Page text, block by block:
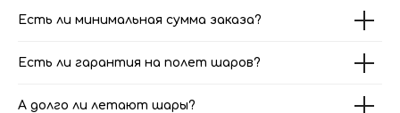
Есть ли минимальная сумма заказа?
Есть ли гарантия на полет шаров?
А долго ли летают шары?